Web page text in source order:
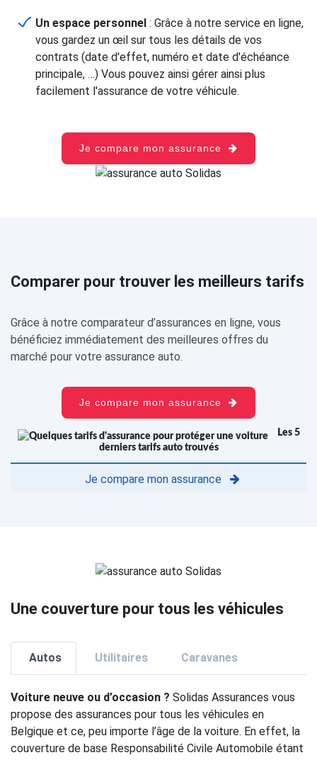
Un espace personnel : Grâce à notre service en ligne,
vous gardez un œil sur tous les détails de vos
contrats (date d'effet, numéro et date d'échéance
principale, …) Vous pouvez ainsi gérer ainsi plus
facilement l'assurance de votre véhicule.
Je compare mon assurance
Comparer pour trouver les meilleurs tarifs
Grâce à notre comparateur d’assurances en ligne, vous
bénéficiez immédiatement des meilleures offres du
marché pour votre assurance auto.
Je compare mon assurance
Les 5
derniers tarifs auto trouvés
Je compare mon assurance
Une couverture pour tous les véhicules
Autos Utilitaires Caravanes
Voiture neuve ou d’occasion ? Solidas Assurances vous
propose des assurances pour tous les véhicules en
Belgique et ce, peu importe l’âge de la voiture. En effet, la
couverture de base Responsabilité Civile Automobile étant